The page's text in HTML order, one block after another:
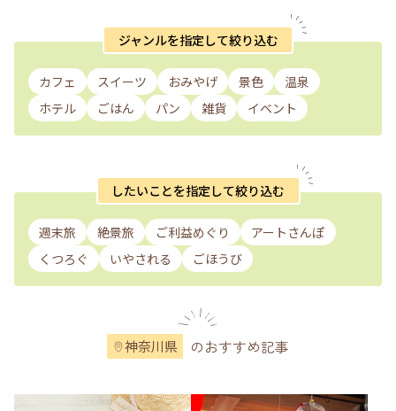
ジャンルを指定して絞り込む
カフェ スイーツ おみやげ 景色
温泉
ホテル
ごはん パン 雑貨 イベント
したいことを指定して絞り込む
週末旅 絶景旅 ご利益めぐり
アートさんぽ
くつろぐ
いやされる ごほうび
神奈川県 のおすすめ記事